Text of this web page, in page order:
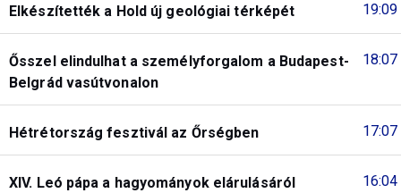
19:09
Elkészítették a Hold új geológiai térképét
18:07
Ősszel elindulhat a személyforgalom a Budapest-
Belgrád vasútvonalon
17:07
Hétrétország fesztivál az Őrségben
16:04
XIV. Leó pápa a hagyományok elárulásáról